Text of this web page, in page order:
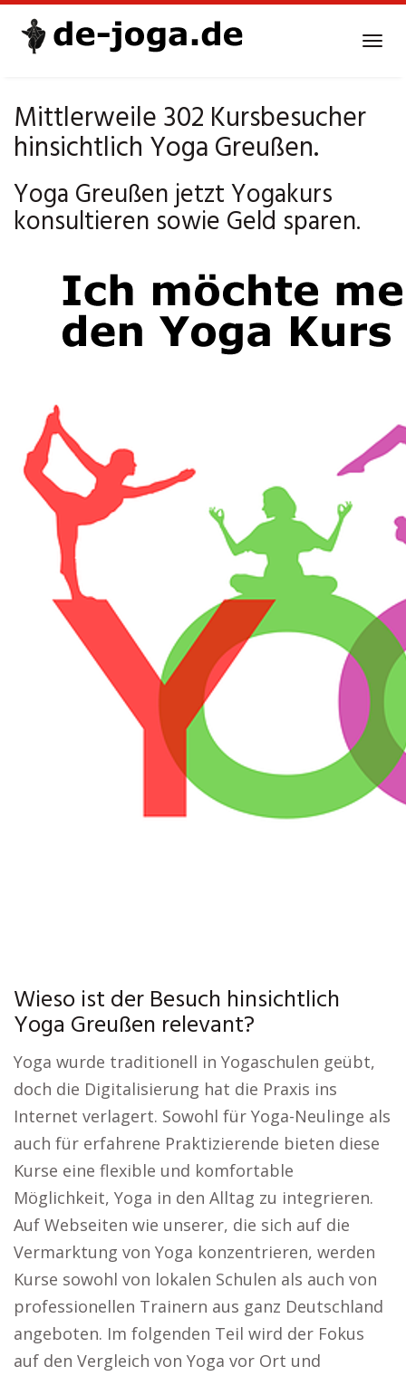
Mittlerweile 302 Kursbesucher
hinsichtlich Yoga Greußen.
Yoga Greußen jetzt Yogakurs
konsultieren sowie Geld sparen.
Wieso ist der Besuch hinsichtlich
Yoga Greußen relevant?
Yoga wurde traditionell in Yogaschulen geübt,
doch die Digitalisierung hat die Praxis ins
Internet verlagert. Sowohl für Yoga-Neulinge als
auch für erfahrene Praktizierende bieten diese
Kurse eine flexible und komfortable
Möglichkeit, Yoga in den Alltag zu integrieren.
Auf Webseiten wie unserer, die sich auf die
Vermarktung von Yoga konzentrieren, werden
Kurse sowohl von lokalen Schulen als auch von
professionellen Trainern aus ganz Deutschland
angeboten. Im folgenden Teil wird der Fokus
auf den Vergleich von Yoga vor Ort und